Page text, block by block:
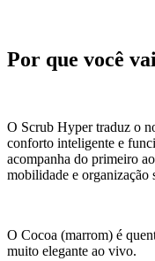
Por que você
O Scrub Hyper traduz o
conforto inteligente e
acompanha do primeiro
mobilidade e organização
O Cocoa (marrom) é
muito elegante ao vivo.